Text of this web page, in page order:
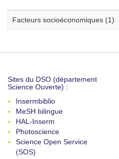
Facteurs socioéconomiques (1)
Sites du DSO (département
Science Ouverte) :
Insermbiblio
MeSH bilingue
HAL-Inserm
Photoscience
Science Open Service
(SOS)